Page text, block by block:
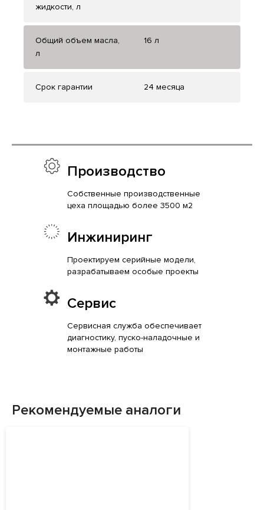
жидкости, л
Общий объем масла,
л
16 л
Срок гарантии 24 месяца
Производство
Собственные производственные
цеха площадью более 3500 м2
Инжиниринг
Проектируем серийные модели,
разрабатываем особые проекты
Сервис
Сервисная служба обеспечивает
диагностику, пуско-наладочные и
монтажные работы
Рекомендуемые аналоги